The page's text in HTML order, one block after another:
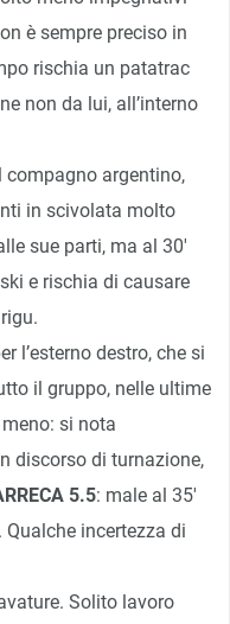
è sempre preciso in
rischia un patatrac
non da lui, all’interno
argentino,
in scivolata molto
sue parti, ma al 30′
e rischia di causare
l’esterno destro, che si
il gruppo, nelle ultime
si nota
discorso di turnazione,
5.5: male al 35′
Qualche incertezza di
Solito lavoro